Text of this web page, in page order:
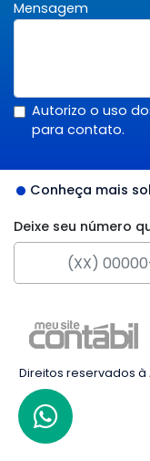
Mensagem
Autorizo o uso
para contato.
Conheça mais
Deixe seu número
Direitos reservados à